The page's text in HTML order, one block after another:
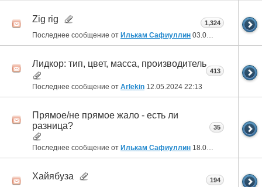
Zig rig
Последнее сообщение от Илькам Сафиуллин 03.07.2024 21:31
1,324
Лидкор: тип, цвет, масса, производитель
Последнее сообщение от Arlekin 12.05.2024 22:13
413
Прямое/не прямое жало - есть ли
разница?
Последнее сообщение от Илькам Сафиуллин 18.04.2024
35
Хайябуза 194